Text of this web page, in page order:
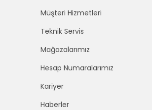
Müşteri Hizmetleri
Teknik Servis
Mağazalarımız
Hesap Numaralarımız
Kariyer
Haberler